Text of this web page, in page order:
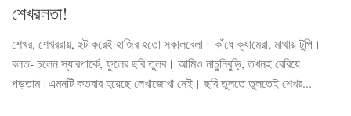
শেখরলতা!
শেখর, শেখররায়, হুট করেই হাজির হতো সকালবেলা। কাঁধে ক্যামেরা, মাথায় টুপি।
বলত- চলেন স্যারপার্কে, ফুলের ছবি তুলব। আমিও নাচুনিবুড়ি, তখনই বেরিয়ে
পড়তাম।এমনটি কতবার হয়েছে লেখাজোখা নেই। ছবি তুলতে তুলতেই শেখর...